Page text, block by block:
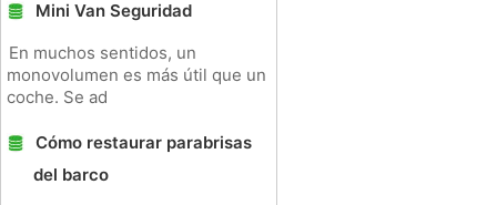
Mini Van Seguridad
En muchos sentidos, un
monovolumen es más útil que un
coche. Se ad
Cómo restaurar parabrisas
del barco